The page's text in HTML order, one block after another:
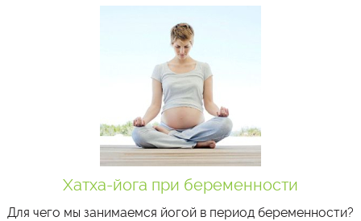
Хатха-йога при беременности
Для чего мы занимаемся йогой в период беременности?